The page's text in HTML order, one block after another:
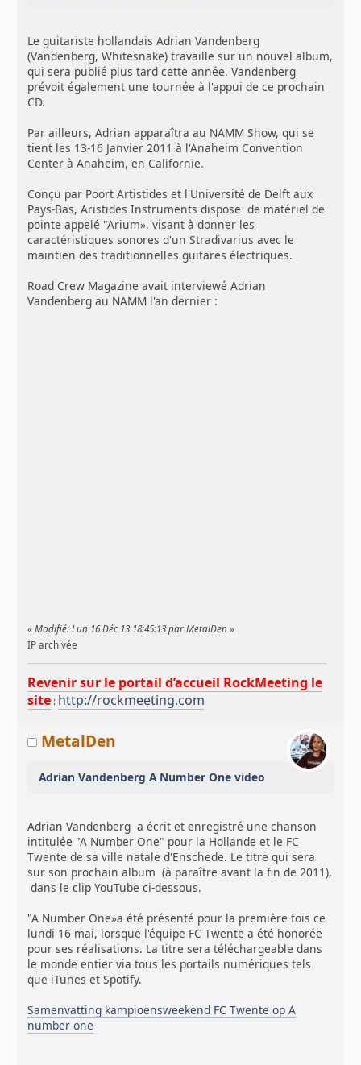
Le guitariste hollandais Adrian Vandenberg
(Vandenberg, Whitesnake) travaille sur un nouvel album,
qui sera publié plus tard cette année. Vandenberg
prévoit également une tournée à l'appui de ce prochain
CD.
Par ailleurs, Adrian apparaîtra au NAMM Show, qui se
tient les 13-16 Janvier 2011 à l'Anaheim Convention
Center à Anaheim, en Californie.
Conçu par Poort Artistides et l'Université de Delft aux
Pays-Bas, Aristides Instruments dispose de matériel de
pointe appelé "Arium», visant à donner les
caractéristiques sonores d'un Stradivarius avec le
maintien des traditionnelles guitares électriques.
Road Crew Magazine avait interviewé Adrian
Vandenberg au NAMM l'an dernier :
«Modifié: Lun 16 Déc 13 18:45:13 par MetalDen »
IP archivée
Revenir sur le portail d’accueil RockMeeting le
site : http://rockmeeting.com
MetalDen
Adrian Vandenberg A Number One video
Adrian Vandenberg a écrit et enregistré une chanson
intitulée "A Number One" pour la Hollande et le FC
Twente de sa ville natale d'Enschede. Le titre qui sera
sur son prochain album (à paraître avant la fin de 2011),
dans le clip YouTube ci-dessous.
"A Number One»a été présenté pour la première fois ce
lundi 16 mai, lorsque l'équipe FC Twente a été honorée
pour ses réalisations. La titre sera téléchargeable dans
le monde entier via tous les portails numériques tels
que iTunes et Spotify.
Samenvatting kampioensweekend FC Twente op A
number one